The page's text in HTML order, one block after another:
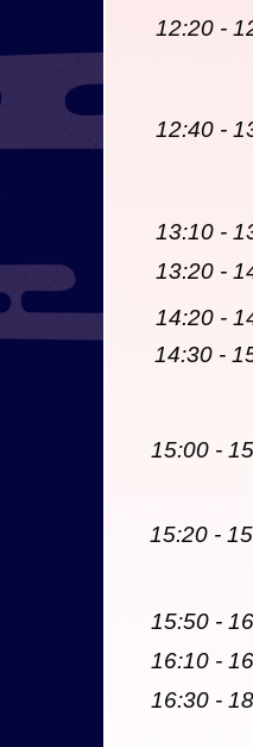
12:20 -
14:30 -
15:00 -
12:40 -
16:10 -
16:30 -
13:20 -
14:20 -
15:20 -
15:50 -
13:10 -